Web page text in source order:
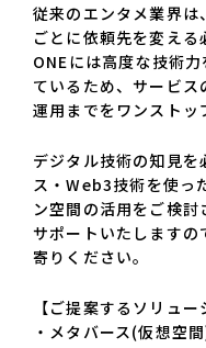
従来のエンタメ業界
ごとに依頼先を変え
ONEには高度な技術
ているため、サービス
運用までをワンストッ
デジタル技術の知見
ス・Web3技術を使っ
ン空間の活用をご検
サポートいたしますの
寄りください。
【ご提案するソリュー
・メタバース(仮想空